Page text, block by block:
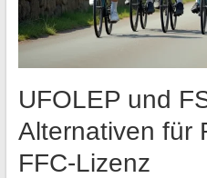
UFOLEP und
Alternativen für
FFC-Lizenz